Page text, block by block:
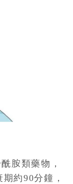
胺類藥物，
約90分鐘，